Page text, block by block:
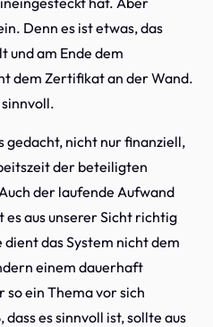
Denn es ist etwas, das
und am Ende dem
dem Zertifikat an der Wand.
gedacht, nicht nur finanziell,
der beteiligten
der laufende Aufwand
aus unserer Sicht richtig
das System nicht dem
einem dauerhaft
so ein Thema vor sich
es sinnvoll ist, sollte aus